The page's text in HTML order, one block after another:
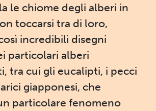
le chiome degli alberi in
toccarsi tra di loro,
incredibili disegni
particolari alberi
tra cui gli eucalipti, i pecci
giapponesi, che
particolare fenomeno